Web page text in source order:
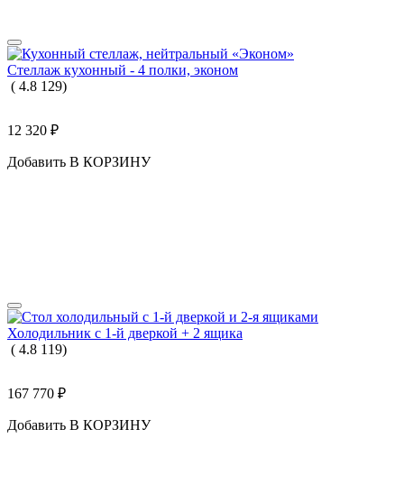
Стеллаж кухонный - 4 полки, эконом
( 4.8 129)
12 320 ₽
Добавить В КОРЗИНУ
Холодильник с 1-й дверкой + 2 ящика
( 4.8 119)
167 770 ₽
Добавить В КОРЗИНУ